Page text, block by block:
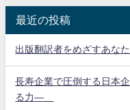
最近の投稿
出版翻訳者をめざすあな
長寿企業で圧倒する日本
る力―